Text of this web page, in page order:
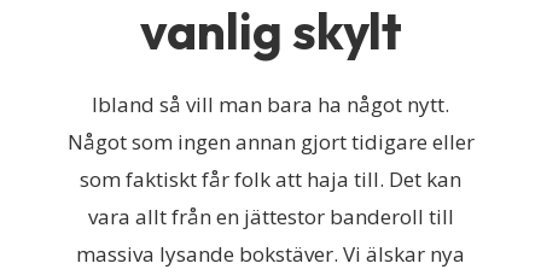
vanlig skylt
Ibland så vill man bara ha något nytt.
Något som ingen annan gjort tidigare eller
som faktiskt får folk att haja till. Det kan
vara allt från en jättestor banderoll till
massiva lysande bokstäver. Vi älskar nya